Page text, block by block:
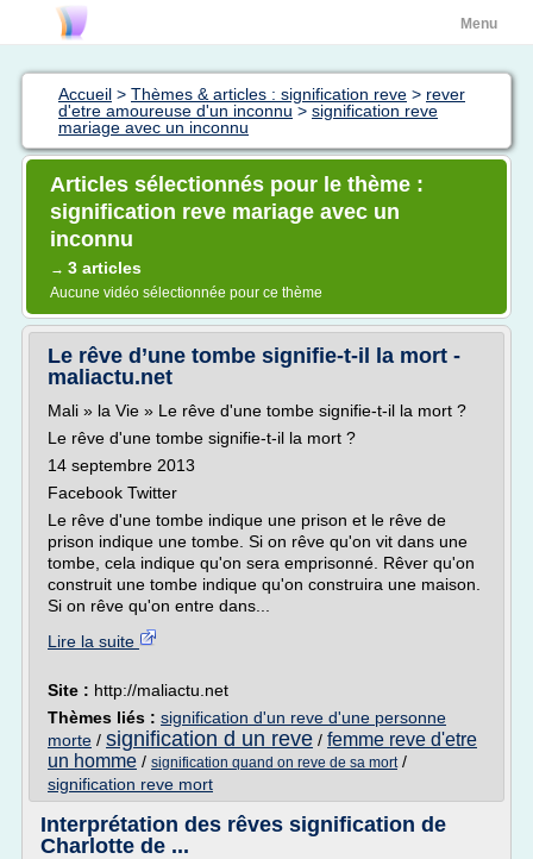
Menu
Accueil > Thèmes & articles : signification reve > rever
d'etre amoureuse d'un inconnu > signification reve
mariage avec un inconnu
Articles sélectionnés pour le thème :
signification reve mariage avec un
inconnu
→ 3 articles
Aucune vidéo sélectionnée pour ce thème
Le rêve d’une tombe signifie-t-il la mort -
maliactu.net
Mali » la Vie » Le rêve d'une tombe signifie-t-il la mort ?
Le rêve d'une tombe signifie-t-il la mort ?
14 septembre 2013
Facebook Twitter
Le rêve d'une tombe indique une prison et le rêve de
prison indique une tombe. Si on rêve qu'on vit dans une
tombe, cela indique qu'on sera emprisonné. Rêver qu'on
construit une tombe indique qu'on construira une maison.
Si on rêve qu'on entre dans...
Lire la suite
Site : http://maliactu.net
Thèmes liés : signification d'un reve d'une personne
morte / signification d un reve / femme reve d'etre
un homme / signification quand on reve de sa mort/
signification reve mort
Interprétation des rêves signification de
Charlotte de ...